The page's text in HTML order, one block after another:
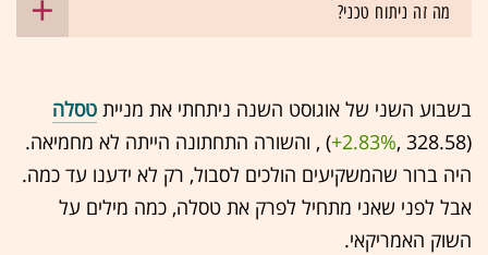
מה זה ניתוח טכני?
בשבוע השני של אוגוסט השנה ניתחתי את מניית טסלה
(328.58 ,‎
+2.83%‏) , והשורה התחתונה הייתה לא מחמיאה.
היה ברור שהמשקיעים הולכים לסבול, רק לא ידענו עד כמה.
אבל לפני שאני מתחיל לפרק את טסלה, כמה מילים על
השוק האמריקאי.